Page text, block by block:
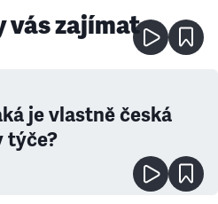
vás zajímat
je vlastně česká
týče?